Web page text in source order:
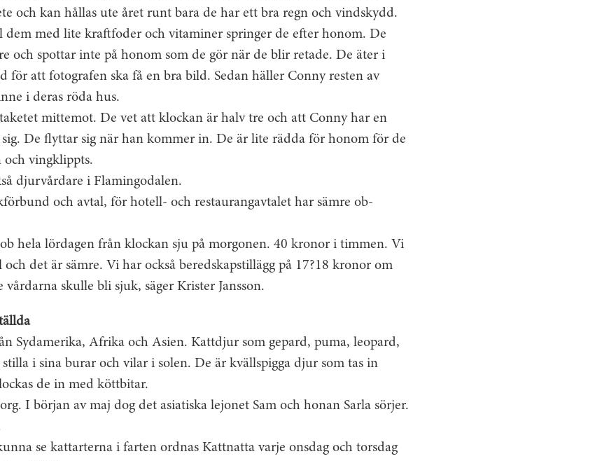
och kan hållas ute året runt bara de har ett bra regn och vindskydd.
med lite kraftfoder och vitaminer springer de efter honom. De
och spottar inte på honom som de gör när de blir retade. De äter i
för att fotografen ska få en bra bild. Sedan häller Conny resten av
i deras röda hus.
mittemot. De vet att klockan är halv tre och att Conny har en
De flyttar sig när han kommer in. De är lite rädda för honom för de
och vingklippts.
djurvårdare i Flamingodalen.
och avtal, för hotell- och restaurangavtalet har sämre ob-
hela lördagen från klockan sju på morgonen. 40 kronor i timmen. Vi
det är sämre. Vi har också beredskapstillägg på 17?18 kronor om
skulle bli sjuk, säger Krister Jansson.
Sydamerika, Afrika och Asien. Kattdjur som gepard, puma, leopard,
i sina burar och vilar i solen. De är kvällspigga djur som tas in
de in med köttbitar.
I början av maj dog det asiatiska lejonet Sam och honan Sarla sörjer.
se kattarterna i farten ordnas Kattnatta varje onsdag och torsdag